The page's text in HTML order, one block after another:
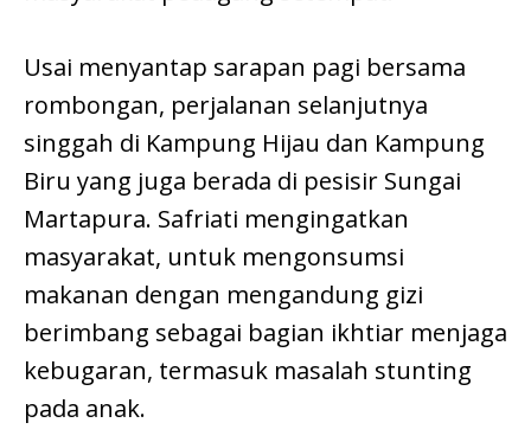
Usai menyantap sarapan pagi bersama
rombongan, perjalanan selanjutnya
singgah di Kampung Hijau dan Kampung
Biru yang juga berada di pesisir Sungai
Martapura. Safriati mengingatkan
masyarakat, untuk mengonsumsi
makanan dengan mengandung gizi
berimbang sebagai bagian ikhtiar menjaga
kebugaran, termasuk masalah stunting
pada anak.